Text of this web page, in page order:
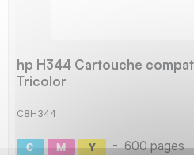
hp H344 Cartouche
Tricolor
C8H344
-600 pages